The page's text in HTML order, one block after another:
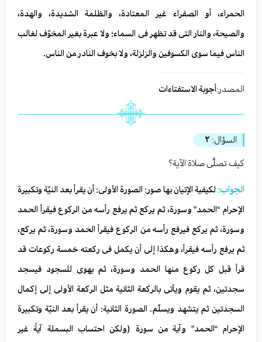
الحمراء، أو الصفراء غیر المعتادة، والظلمة الشدیدة، والهدة،
والصیحة، والنار التی قد تظهر فی السماء؛ ولا عبرة بغیر المخوّف لغالب
الناس فیما سوی الکسوفین والزلزلة، ولا بخوف النادر من الناس.
المصدر:أجوبة الاستفتاءات
السؤال: ٢
کیف تصلَّی صلاة الآیة؟
الجواب: لکیفیة الإتیان بها صور: الصورة الأولی: أن یقرأ بعد النیّة وتکبیرة
الإحرام “الحمد” وسورة، ثم یرکع ثم یرفع رأسه من الرکوع فیقرأ الحمد
وسورة، ثم یرکع فیرفع رأسه من الرکوع فیقرأ الحمد وسورة، ثم یرکع،
ثم یرفع رأسه فیقرأ، وهکذا إلی أن یکمل فی رکعته خمسة رکوعات قد
قرأ قبل کل رکوع منها الحمد وسورة، ثم یهوی للسجود فیسجد
سجدتین، ثم یقوم ویأتی بالرکعة الثانیة مثل الرکعة الأولی إلی إکمال
السجدتین ثم یتشهد ویسلّم. الصورة الثانیة: أن یقرأ بعد النیّة وتکبیرة
الإحرام “الحمد” وآیة من سورة (ولکن احتساب البسملة آیةً غیر